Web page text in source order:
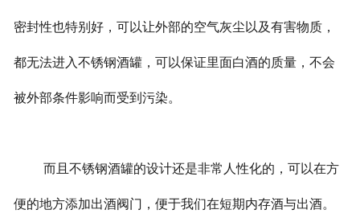
密封性也特别好，可以让外部的空气灰尘以及有害物质，
都无法进入不锈钢酒罐，可以保证里面白酒的质量，不会
被外部条件影响而受到污染。
而且不锈钢酒罐的设计还是非常人性化的，可以在方
便的地方添加出酒阀门，便于我们在短期内存酒与出酒。